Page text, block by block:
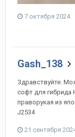
7 октября 2024
Gash_138
Здравствуйте.
софт для гибрида
праворукая из
J2534
21 сентября